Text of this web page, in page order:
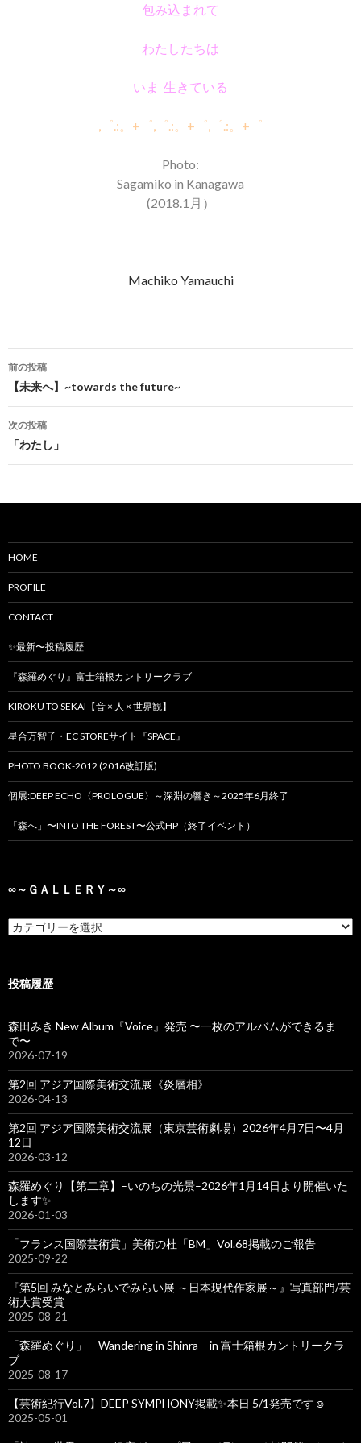
包み込まれて
わたしたちは
いま 生きている
,゜.:。+゜,゜.:。+゜,゜.:。+゜
Photo:
Sagamiko in Kanagawa
(2018.1月）
Machiko Yamauchi
投稿ナビゲーション
前の投稿
【未来へ】~towards the future~
次の投稿
「わたし」
HOME
PROFILE
CONTACT
✨最新〜投稿履歴
『森羅めぐり』富士箱根カントリークラブ
KIROKU TO SEKAI【音 × 人 × 世界観】
星合万智子・EC STOREサイト『SPACE』
PHOTO BOOK-2012 (2016改訂版)
個展:DEEP ECHO〈PROLOGUE〉～深淵の響き～2025年6月終了
「森へ」〜INTO THE FOREST〜公式HP（終了イベント）
∞～ＧＡＬＬＥＲＹ～∞
投稿履歴
森田みき New Album『Voice』発売 〜一枚のアルバムができるま
で〜
2026-07-19
第2回 アジア国際美術交流展《炎層相》
2026-04-13
第2回 アジア国際美術交流展（東京芸術劇場）2026年4月7日〜4月
12日
2026-03-12
森羅めぐり【第二章】–いのちの光景–2026年1月14日より開催いた
します✨
2026-01-03
「フランス国際芸術賞」美術の杜「BM」Vol.68掲載のご報告
2025-09-22
『第5回 みなとみらいでみらい展 ～日本現代作家展～』写真部門/芸
術大賞受賞
2025-08-21
「森羅めぐり」 – Wandering in Shinra – in 富士箱根カントリークラ
ブ
2025-08-17
【芸術紀行Vol.7】DEEP SYMPHONY掲載✨本日 5/1発売です☺️
2025-05-01